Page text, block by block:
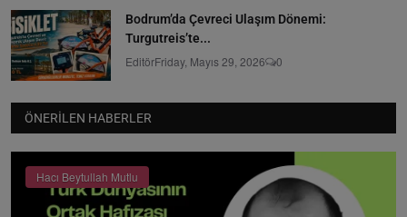
Bodrum’da Çevreci Ulaşım Dönemi:
Turgutreis’te...
EditörFriday, Mayıs 29, 2026 0
ÖNERILEN HABERLER
Hacı Beytullah Mutlu